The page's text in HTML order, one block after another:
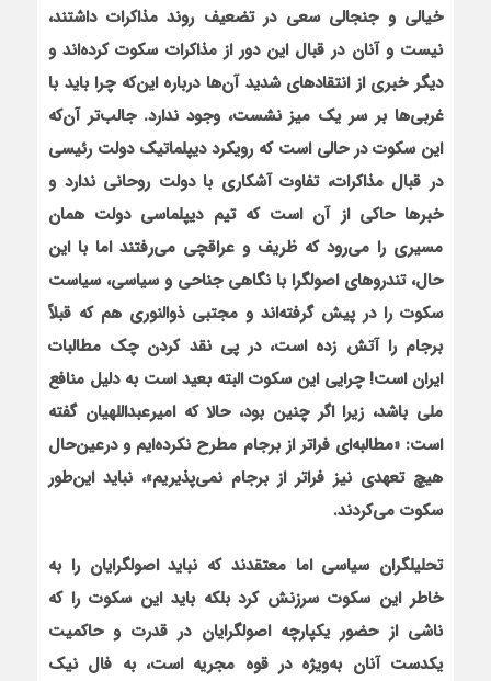
خیالی و جنجالی سعی در تضعیف روند مذاکرات داشتند،
نیست و آنان در قبال این دور از مذاکرات سکوت کرده‌اند و
دیگر خبری از انتقادهای شدید آن‌ها درباره این‌که چرا باید با
غربی‌ها بر سر یک میز نشست، وجود ندارد. جالب‌تر آن‌که
این سکوت در حالی است که رویکرد دیپلماتیک دولت رئیسی
در قبال مذاکرات، تفاوت آشکاری با دولت روحانی ندارد و
خبرها حاکی از آن است که تیم دیپلماسی دولت همان
مسیری را می‌رود که ظریف و عراقچی می‌رفتند اما با این
حال، تندروهای اصولگرا با نگاهی جناحی و سیاسی، سیاست
سکوت را در پیش گرفته‌اند و مجتبی ذوالنوری هم که قبلاً
برجام را آتش زده است، در پی نقد کردن چک مطالبات
ایران است! چرایی این سکوت البته بعید است به دلیل منافع
ملی باشد، زیرا اگر چنین بود، حالا که امیرعبداللهیان گفته
است: «مطالبه‌ای فراتر از برجام مطرح نکرده‌ایم و درعین‌حال
هیچ تعهدی نیز فراتر از برجام نمی‌پذیریم»، نباید این‌طور
سکوت می‌کردند.
تحلیلگران سیاسی اما معتقدند که نباید اصولگرایان را به
خاطر این سکوت سرزنش کرد بلکه باید این سکوت را که
ناشی از حضور یکپارچه اصولگرایان در قدرت و حاکمیت
یکدست آنان به‌ویژه در قوه مجریه است، به فال نیک